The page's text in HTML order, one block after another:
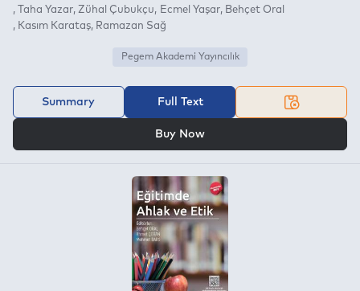
Taha Yazar Zühal Çubukçu Ecmel Yaşar
Behçet Oral
Kasım Karataş
Ramazan Sağ
Pegem Akademi Yayıncılık
Summary Full Text
Buy Now